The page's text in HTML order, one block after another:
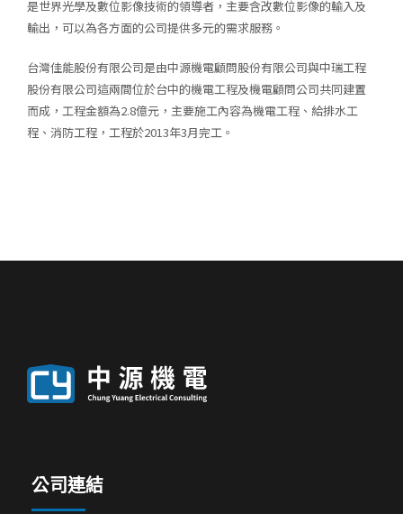
是世界光學及數位影像技術的領導者，主要含改數位影像的輸入及
輸出，可以為各方面的公司提供多元的需求服務。
台灣佳能股份有限公司是由中源機電顧問股份有限公司與中瑞工程
股份有限公司這兩間位於台中的機電工程及機電顧問公司共同建置
而成，工程金額為2.8億元，主要施工內容為機電工程、給排水工
程、消防工程，工程於2013年3月完工。
公司連結